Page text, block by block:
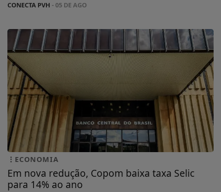
CONECTA PVH - 05 DE AGO
ECONOMIA
Em nova redução, Copom baixa taxa Selic
para 14% ao ano